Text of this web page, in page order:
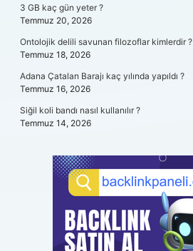
3 GB kaç gün yeter ?
Temmuz 20, 2026
Ontolojik delili savunan filozoflar kimlerdir ?
Temmuz 18, 2026
Adana Çatalan Barajı kaç yılında yapıldı ?
Temmuz 16, 2026
Siğil koli bandı nasıl kullanılır ?
Temmuz 14, 2026